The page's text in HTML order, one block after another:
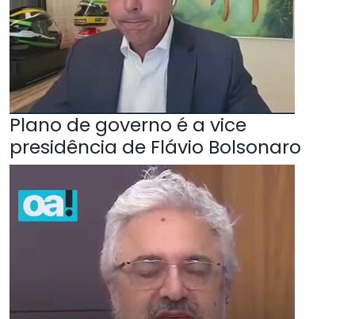
Plano de governo é a vice
presidência de Flávio Bolsonaro